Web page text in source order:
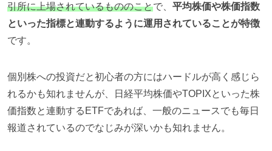
引所に上場されているもののことで、 平均株価や株価指数
といった指標と連動するように運用されていることが特徴
です。
個別株への投資だと初心者の方にはハードルが高く感じら
れるかも知れませんが、日経平均株価やTOPIXといった株
価指数と連動する ETFであれば、一般のニュースでも毎日
報道されているのでなじみが深いかも知れません。